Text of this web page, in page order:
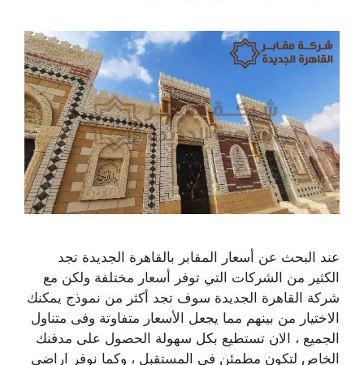
عند البحث عن أسعار المقابر بالقاهرة الجديدة تجد
الكثير من الشركات التي توفر أسعار مختلفة ولكن مع
شركة القاهرة الجديدة سوف تجد أكثر من نموذج يمكنك
الاختيار من بينهم مما يجعل الأسعار متفاوتة وفى متناول
الجميع ، الان تستطيع بكل سهولة الحصول على مدفنك
الخاص لتكون مطمئن في المستقبل ، وكما نوفر اراضى